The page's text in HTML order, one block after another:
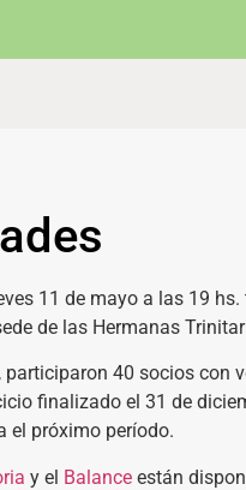
11 de mayo a las 19
de las Hermanas
40 socios con
finalizado el 31 de
el próximo período.
y el Balance están